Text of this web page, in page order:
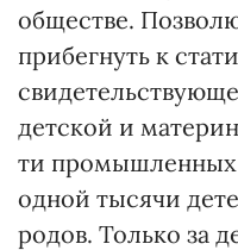
обществе.
прибегнуть к
детской и
ти промышленных
одной тысячи
родов. Только за